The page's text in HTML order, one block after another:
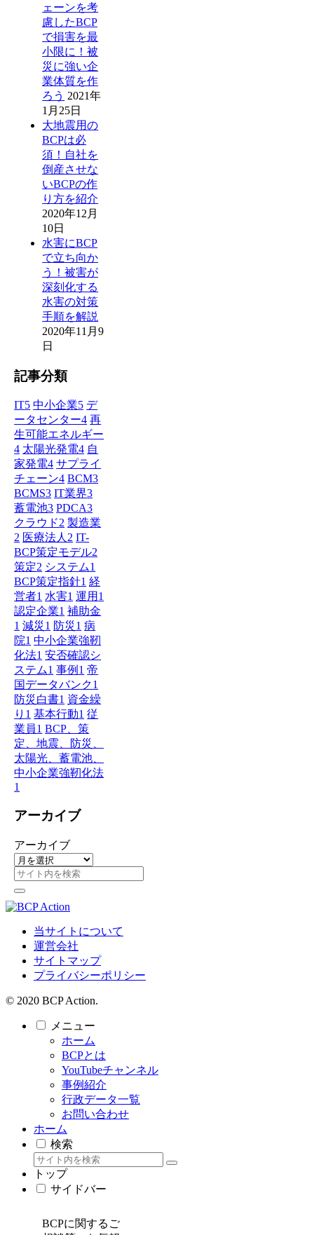
ェーンを考
慮したBCP
で損害を最
小限に！被
災に強い企
業体質を作
ろう 2021年
1月25日
大地震用の
BCPは必
須！自社を
倒産させな
いBCPの作
り方を紹介
2020年12月
10日
水害にBCP
で立ち向か
う！被害が
深刻化する
水害の対策
手順を解説
2020年11月9
日
記事分類
IT5 中小企業5 デ
ータセンター4 再
生可能エネルギー
4 太陽光発電4 自
家発電4 サプライ
チェーン4 BCM3
BCMS3 IT業界3
蓄電池3 PDCA3
クラウド2 製造業
2 医療法人 2 IT-
BCP策定モデル2
策定2 システム1
BCP策定指針1 経
営者1 水害1 運用 1
認定企業1 補助金
1 減災1 防災1 病
院1 中小企業強靭
化法1 安否確認シ
ステム1 事例 1 帝
国データバンク1
防災白書1 資金繰
り 1 基本行動1 従
業員1 BCP、策
定、地震、防災、
太陽光、蓄電池、
中小企業強靭化法
1
アーカイブ
アーカイブ
当サイトについて
運営会社
サイトマップ
プライバシーポリシー
© 2020 BCP Action.
メニュー
ホーム
BCPとは
YouTubeチャンネル
事例紹介
行政データ一覧
お問い合わせ
ホーム
検索
トップ
サイドバー
BCPに関するご